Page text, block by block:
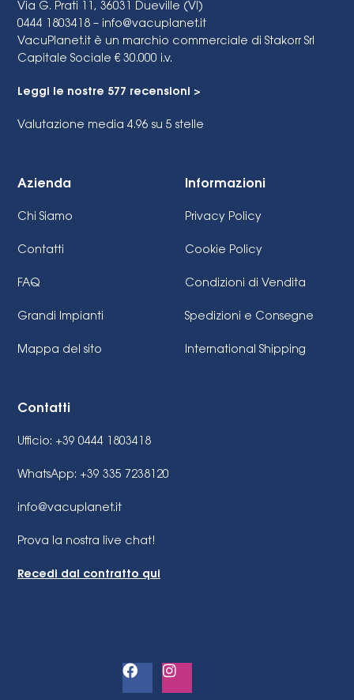
Via G. Prati 11, 36031 Dueville (VI)
0444 1803418 – info@vacuplanet.it
VacuPlanet.it è un marchio commerciale di Stakorr Srl
Capitale Sociale € 30.000 i.v.
Leggi le nostre 577 recensioni >
Valutazione media 4.96 su 5 stelle
Azienda
Chi Siamo
Contatti
FAQ
Grandi Impianti
Mappa del sito
Informazioni
Privacy Policy
Cookie Policy
Condizioni di Vendita
Spedizioni e Consegne
International Shipping
Contatti
Ufficio: +39 0444 1803418
WhatsApp: +39 335 7238120
info@vacuplanet.it
Prova la nostra live chat!
Recedi dal contratto qui